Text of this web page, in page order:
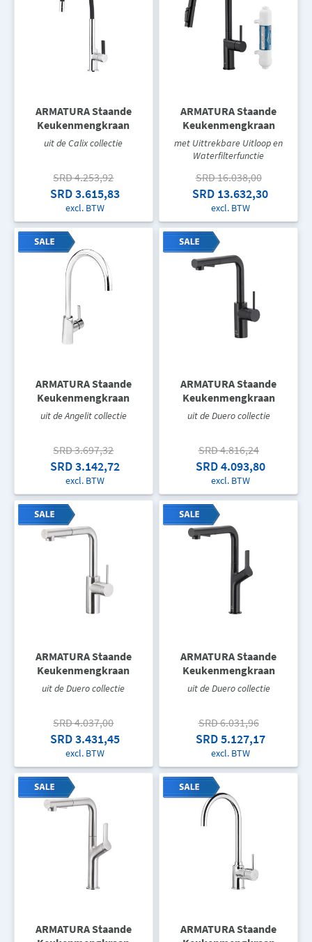
ARMATURA Staande
Keukenmengkraan
uit de Calix collectie
SRD 4.253,92
SRD 3.615,83
excl. BTW
ARMATURA Staande
Keukenmengkraan
met Uittrekbare Uitloop en
Waterfilterfunctie
SRD 16.038,00
SRD 13.632,30
excl. BTW
ARMATURA Staande
Keukenmengkraan
uit de Angelit collectie
SRD 3.697,32
SRD 3.142,72
excl. BTW
ARMATURA Staande
Keukenmengkraan
uit de Duero collectie
SRD 4.816,24
SRD 4.093,80
excl. BTW
ARMATURA Staande
Keukenmengkraan
uit de Duero collectie
SRD 4.037,00
SRD 3.431,45
excl. BTW
ARMATURA Staande
Keukenmengkraan
uit de Duero collectie
SRD 6.031,96
SRD 5.127,17
excl. BTW
ARMATURA Staande
ARMATURA Staande